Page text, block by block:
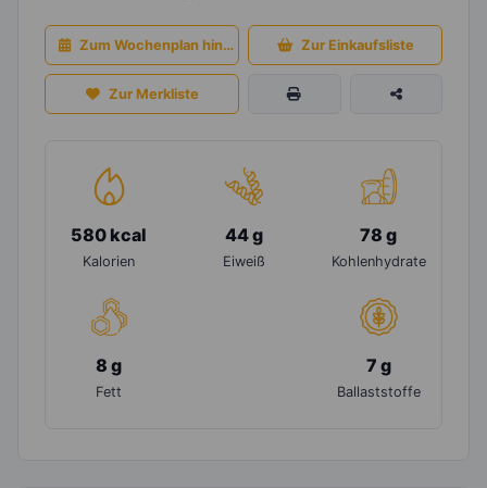
Zum Wochenplan hinzufügen Zur Einkaufsliste
Zur Merkliste
580 kcal
Kalorien
44 g
Eiweiß
78 g
Kohlenhydrate
8 g
Fett
7 g
Ballaststoffe